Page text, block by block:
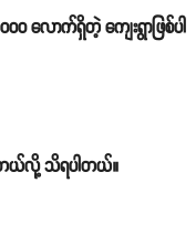
၀ လောက်ရှိတဲ့ ကျေးရွာဖြစ်ပါ
တယ်လို့ သိရပါတယ်။